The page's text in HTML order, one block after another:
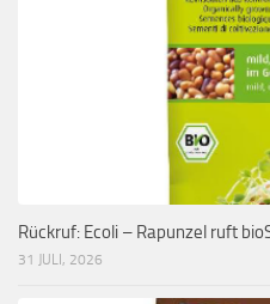
Rückruf: Ecoli – Rapunzel ruft
31 JULI, 2026